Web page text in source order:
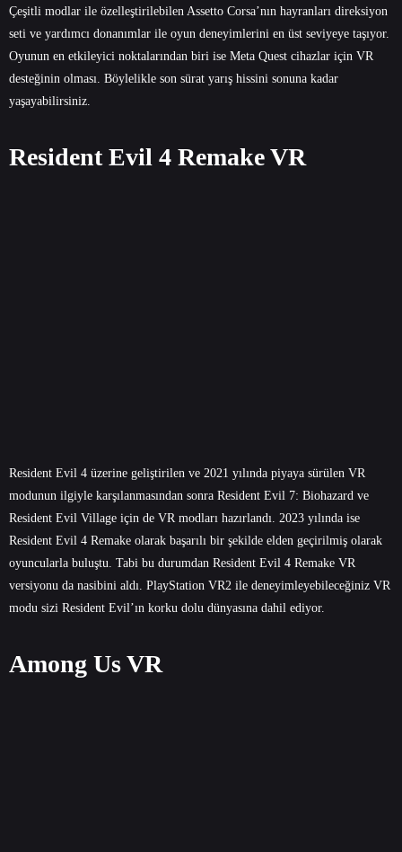
Çeşitli modlar ile özelleştirilebilen Assetto Corsa’nın hayranları direksiyon
seti ve yardımcı donanımlar ile oyun deneyimlerini en üst seviyeye taşıyor.
Oyunun en etkileyici noktalarından biri ise Meta Quest cihazlar için VR
desteğinin olması. Böylelikle son sürat yarış hissini sonuna kadar
yaşayabilirsiniz.
Resident Evil 4 Remake VR
Resident Evil 4 üzerine geliştirilen ve 2021 yılında piyaya sürülen VR
modunun ilgiyle karşılanmasından sonra Resident Evil 7: Biohazard ve
Resident Evil Village için de VR modları hazırlandı. 2023 yılında ise
Resident Evil 4 Remake olarak başarılı bir şekilde elden geçirilmiş olarak
oyuncularla buluştu. Tabi bu durumdan Resident Evil 4 Remake VR
versiyonu da nasibini aldı. PlayStation VR2 ile deneyimleyebileceğiniz VR
modu sizi Resident Evil’ın korku dolu dünyasına dahil ediyor.
Among Us VR